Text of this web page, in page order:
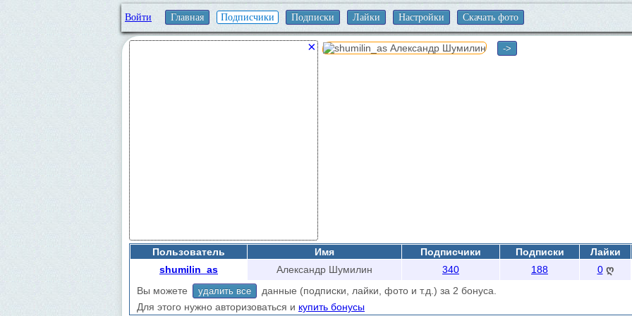
Войти Главная Подписчики Подписки Лайки Настройки Скачать фото
× ->
Пользователь Имя Подписчики Подписки
Лайки
shumilin_as
Александр Шумилин 340 188 0 ღ
Вы можете
удалить все
данные (подписки, лайки, фото и т.д.) за 2 бонуса.
Для этого нужно авторизоваться и купить бонусы